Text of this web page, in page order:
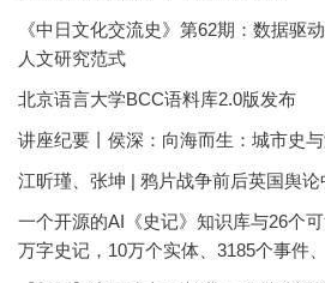
《中日文化交流史》第62期：数据驱
人文研究范式
北京语言大学BCC语料库2.0版发布
讲座纪要丨侯深：向海而生：城市史
江昕瑾、张坤 | 鸦片战争前后英国舆
一个开源的AI《史记》知识库与26个
万字史记，10万个实体、3185个事件